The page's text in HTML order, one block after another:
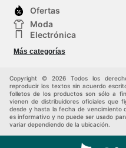
Ofertas
Moda
Electrónica
Deporte
Juguetes y bebés
Más categorías
Copyright © 2026 Todos los
reproducir los textos sin acuerdo
folletos de los productos son sólo a
vienen de distribuidores oficiales que
desde y hasta la fecha de vencimiento
es informativo y no puede ser usado
variar dependiendo de la ubicación.